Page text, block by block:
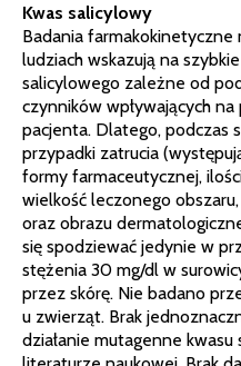
Kwas salicylowy
Badania farmakokinetyczne
ludziach wskazują na
salicylowego zależne od
czynników wpływających
pacjenta. Dlatego, podczas
przypadki zatrucia
formy farmaceutycznej,
wielkość leczonego
oraz obrazu
się spodziewać jedynie w
stężenia 30 mg/dl w
przez skórę. Nie badano
u zwierząt. Brak
działanie mutagenne